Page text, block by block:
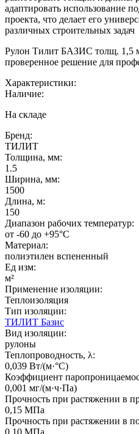
адаптировать использование
проекта, что делает его
различных строительных задач
Рулон Тилит БАЗИС толщ.
проверенное решение для
Характеристики:
Наличие:
На складе
Бренд:
ТИЛИТ
Толщина, мм:
1.5
Ширина, мм:
1500
Длина, м:
150
Диапазон рабочих температур:
от -60 до +95°C
Материал:
полиэтилен вспененный
Ед изм:
м²
Применение изоляции:
Теплоизоляция
Тип изоляции:
ТИЛИТ Базис
Вид изоляции:
рулоны
Теплопроводность, λ:
0,039 Вт/(м·°C)
Коэффициент
0,001 мг/(м·ч·Па)
Прочность при растяжении в
0,15 МПа
Прочность при растяжении в
0,10 МПа